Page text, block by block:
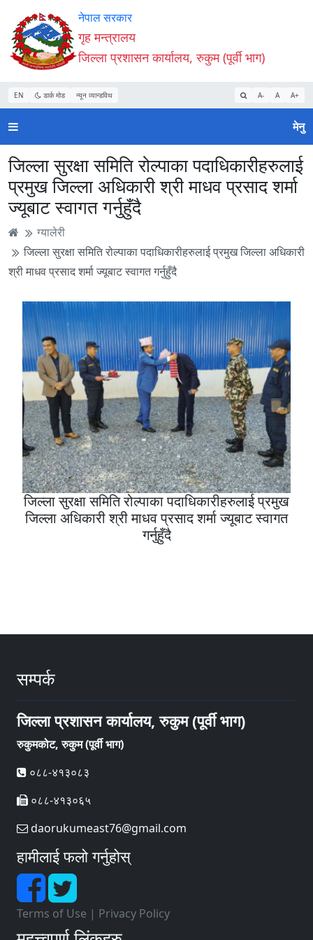
Accessibility
Mode
सुरु
गर्नुहोस्
सामाग्री
पढ्नुहाेस्
नेभिगेसन
पढ्नुहाेस्
वेबसाइट
खोजमा
जानुहोस्
नेपाल सरकार
गृह मन्त्रालय
जिल्ला प्रशासन कार्यालय, रुकुम (पूर्वी भाग)
EN डार्क मोड न्यून व्यान्डविथ A- A A+
मेनु
जिल्ला सुरक्षा समिति रोल्पाका पदाधिकारीहरुलाई
प्रमुख जिल्ला अधिकारी श्री माधव प्रसाद शर्मा
ज्यूबाट स्वागत गर्नुहुँदै
ग्यालेरी
जिल्ला सुरक्षा समिति रोल्पाका पदाधिकारीहरुलाई प्रमुख जिल्ला अधिकारी
श्री माधव प्रसाद शर्मा ज्यूबाट स्वागत गर्नुहुँदै
जिल्ला सुरक्षा समिति रोल्पाका पदाधिकारीहरुलाई प्रमुख
जिल्ला अधिकारी श्री माधव प्रसाद शर्मा ज्यूबाट स्वागत
गर्नुहुँदै
सम्पर्क
जिल्ला प्रशासन कार्यालय, रुकुम (पूर्वी भाग)
रुकुमकोट, रुकुम (पूर्वी भाग)
०८८-४१३०८३
०८८-४१३०६५
daorukumeast76@gmail.com
हामीलाई फलो गर्नुहोस्
Terms of Use | Privacy Policy